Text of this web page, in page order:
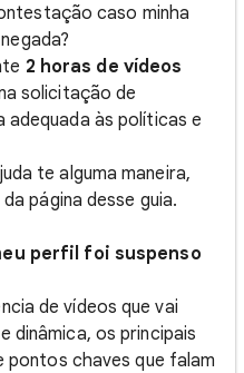
caso minha
2 horas de vídeos
solicitação de
às políticas e
te alguma maneira,
página desse guia.
perfil foi suspenso
de vídeos que vai
dinâmica, os principais
pontos chaves que falam